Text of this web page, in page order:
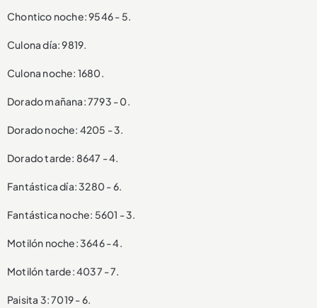
Chontico noche: 9546 - 5.
Culona día: 9819.
Culona noche: 1680.
Dorado mañana: 7793 - 0.
Dorado noche: 4205 - 3.
Dorado tarde: 8647 - 4.
Fantástica día: 3280 - 6.
Fantástica noche: 5601 - 3.
Motilón noche: 3646 - 4.
Motilón tarde: 4037 - 7.
Paisita 3: 7019 - 6.